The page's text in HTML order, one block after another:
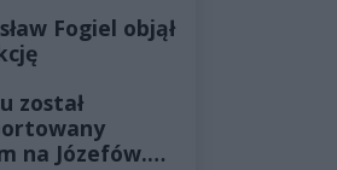
Fogiel objął
został
na Józefów.